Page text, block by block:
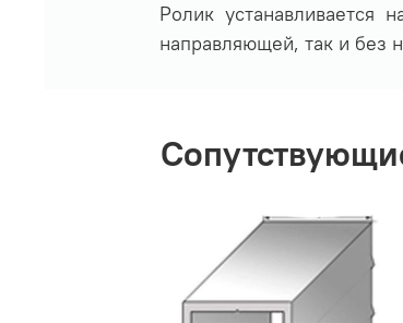
Ролик устанавливается
направляющей, так и без